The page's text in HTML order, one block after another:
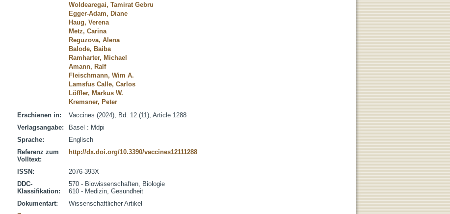
Woldearegai, Tamirat Gebru
Egger-Adam, Diane
Haug, Verena
Metz, Carina
Reguzova, Alena
Balode, Baiba
Ramharter, Michael
Amann, Ralf
Fleischmann, Wim A.
Lamsfus Calle, Carlos
Löffler, Markus W.
Kremsner, Peter
Erschienen in:
Vaccines (2024), Bd. 12 (11), Article 1288
Verlagsangabe:
Basel : Mdpi
Sprache:
Englisch
Referenz zum
Volltext:
http://dx.doi.org/10.3390/vaccines12111288
ISSN:
2076-393X
DDC-
Klassifikation:
570 - Biowissenschaften, Biologie
610 - Medizin, Gesundheit
Dokumentart:
Wissenschaftlicher Artikel